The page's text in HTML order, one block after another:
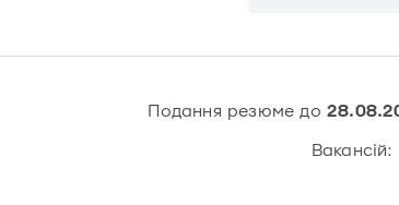
Подання резюме до
Вакансій: